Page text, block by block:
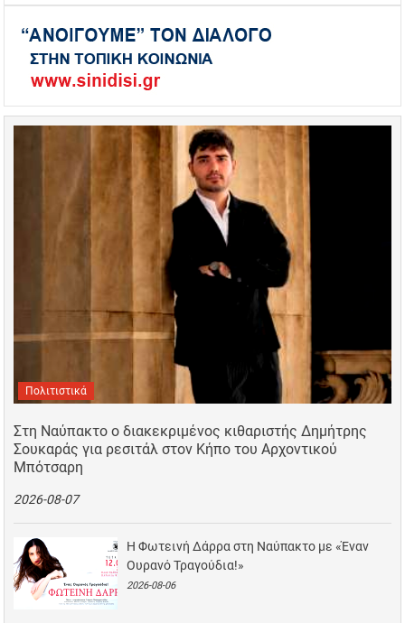
Πολιτιστικά
Στη Ναύπακτο ο διακεκριμένος κιθαριστής Δημήτρης
Σουκαράς για ρεσιτάλ στον Κήπο του Αρχοντικού
Μπότσαρη
2026-08-07
Η Φωτεινή Δάρρα στη Ναύπακτο με «Έναν
Ουρανό Τραγούδια!»
2026-08-06